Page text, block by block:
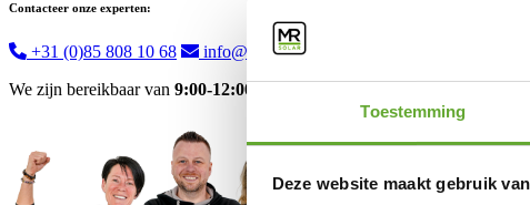
Toestemming
Deze website maakt gebruik
Contacteer onze experten:
+31 (0)85 808 10 68
info@mrsolar.nl
We zijn bereikbaar van 9:00-12:00